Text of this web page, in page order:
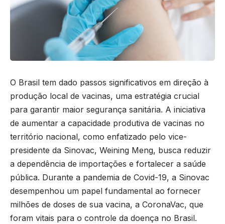
O Brasil tem dado passos significativos em direção à
produção local de vacinas, uma estratégia crucial
para garantir maior segurança sanitária. A iniciativa
de aumentar a capacidade produtiva de vacinas no
território nacional, como enfatizado pelo vice-
presidente da Sinovac, Weining Meng, busca reduzir
a dependência de importações e fortalecer a saúde
pública. Durante a pandemia de Covid-19, a Sinovac
desempenhou um papel fundamental ao fornecer
milhões de doses de sua vacina, a CoronaVac, que
foram vitais para o controle da doença no Brasil.